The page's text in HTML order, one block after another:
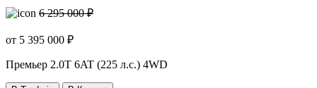
6 295 000 ₽
от 5 395 000 ₽
Премьер 2.0T 6AT (225 л.с.) 4WD